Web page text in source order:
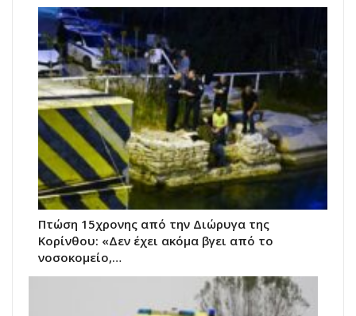
Πτώση 15χρονης από την Διώρυγα της
Κορίνθου: «Δεν έχει ακόμα βγει από το
νοσοκομείο,…